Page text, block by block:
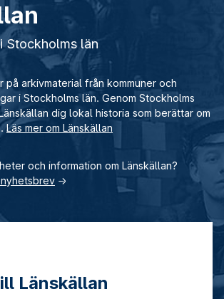
Stockholms län
på arkivmaterial från kommuner och
i Stockholms län. Genom Stockholms
dig lokal historia som berättar om
Läs mer om Länskällan
och information om Länskällan?
→
Länskällan